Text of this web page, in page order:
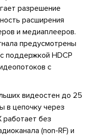
разрешение
расширения
и медиаплееров.
предусмотрены
поддержкой HDCP
с
видеостен до 25
в цепочку через
работает без
(non-RF) и